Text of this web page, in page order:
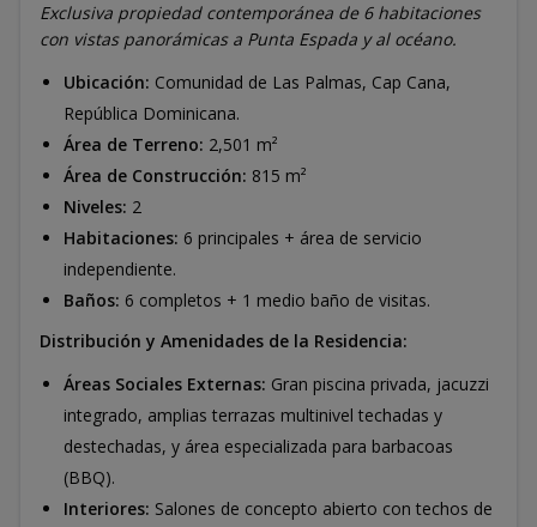
Exclusiva propiedad contemporánea de 6 habitaciones
con vistas panorámicas a Punta Espada y al océano.
Ubicación: Comunidad de Las Palmas, Cap Cana,
República Dominicana.
Área de Terreno: 2,501 m²
Área de Construcción: 815 m²
Niveles: 2
Habitaciones: 6 principales + área de servicio
independiente.
Baños: 6 completos + 1 medio baño de visitas.
Distribución y Amenidades de la Residencia:
Áreas Sociales Externas: Gran piscina privada, jacuzzi
integrado, amplias terrazas multinivel techadas y
destechadas, y área especializada para barbacoas
(BBQ).
Interiores: Salones de concepto abierto con techos de